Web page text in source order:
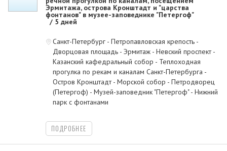
Эрмитажа, острова Кронштадт и "царства
фонтанов" в музее-заповеднике "Петергоф"
5 дней
Санкт-Петербург - Петропавловская крепость -
Дворцовая площадь - Эрмитаж - Невский проспект -
Казанский кафедральный собор - Теплоходная
прогулка по рекам и каналам Санкт-Петербурга -
Остров Кронштадт - Морской собор - Петродворец
(Петергоф) - Музей-заповедник "Петергоф" - Нижний
парк с фонтанами
ПОДРОБНЕЕ